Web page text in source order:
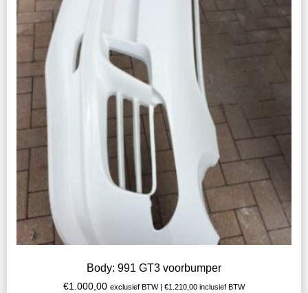
Body: 991 GT3 voorbumper
€1.000,00 exclusief BTW | €1.210,00 inclusief BTW